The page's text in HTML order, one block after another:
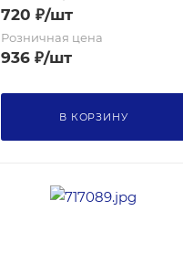
720 ₽/шт
Розничная цена
936 ₽/шт
В КОРЗИНУ